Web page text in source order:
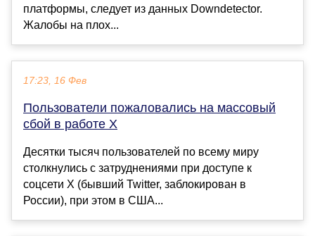
платформы, следует из данных Downdetector.
Жалобы на плох...
17:23, 16 Фев
Пользователи пожаловались на массовый
сбой в работе X
Десятки тысяч пользователей по всему миру
столкнулись с затруднениями при доступе к
соцсети X (бывший Twitter, заблокирован в
России), при этом в США...